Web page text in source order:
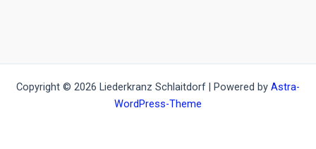
Copyright © 2026 Liederkranz Schlaitdorf | Powered by Astra-
WordPress-Theme